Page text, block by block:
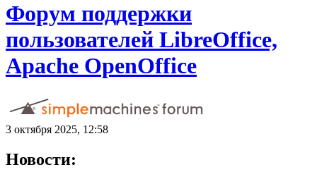
Форум поддержки
пользователей LibreOffice,
Apache OpenOffice
3 октября 2025, 12:58
Новости: